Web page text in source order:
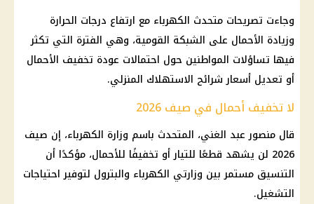
وجاءت تصريحات متحدث الكهرباء مع ارتفاع درجات الحرارة
وزيادة الأحمال على الشبكة القومية، وهي الفترة التي تكثر
فيها تساؤلات المواطنين حول احتمالات عودة تخفيف الأحمال
أو تعديل أسعار شرائح الاستهلاك المنزلي.
لا تخفيف أحمال في صيف 2026
قال منصور عبد الغني، المتحدث باسم وزارة الكهرباء، إن صيف
2026 لن يشهد قطعًا للتيار أو تخفيفًا للأحمال، مؤكدًا أن
التنسيق مستمر بين وزارتي الكهرباء والبترول لتوفير احتياجات
التشغيل.